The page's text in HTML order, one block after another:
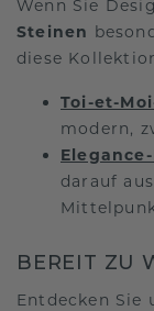
Wenn Sie
Steinen
diese
Toi-et-
modern,
darauf
BEREIT ZU
Entdecken Sie